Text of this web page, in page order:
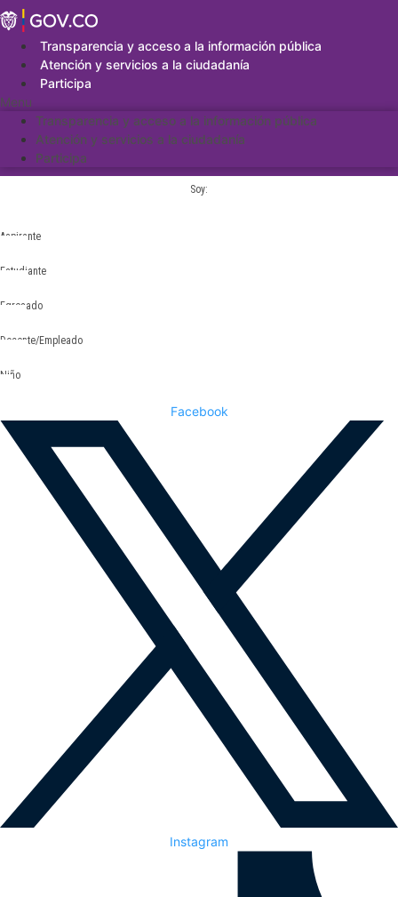
Saltar
al
contenidoTransparencia y acceso a la información pública
Atención y servicios a la ciudadanía
Participa
Menu
Transparencia y acceso a la información pública
Atención y servicios a la ciudadanía
Participa
Soy:
Aspirante
Estudiante
Egresado
Docente/Empleado
Niño
Facebook
Instagram